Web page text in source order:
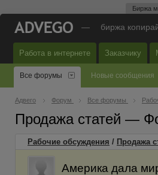
Биржа
— биржа
Работа в интернете Заказчику
Все форумы Новые сообщения
Адвего Форум Все форумы
Продажа статей —
Рабочие обсуждения / Продажа
Америка дала